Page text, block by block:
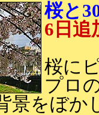
桜と
6日追
桜に
プロ
景をぼか